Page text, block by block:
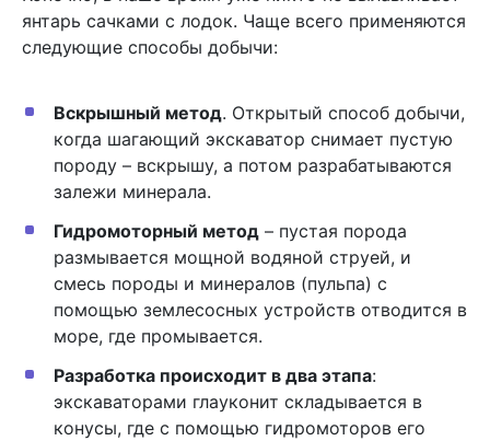
янтарь сачками с лодок. Чаще всего применяются
следующие способы добычи:
Вскрышный метод. Открытый способ добычи,
когда шагающий экскаватор снимает пустую
породу – вскрышу, а потом разрабатываются
залежи минерала.
Гидромоторный метод– пустая порода
размывается мощной водяной струей, и
смесь породы и минералов (пульпа) с
помощью землесосных устройств отводится в
море, где промывается.
Разработка происходит в два этапа:
экскаваторами глауконит складывается в
конусы, где с помощью гидромоторов его